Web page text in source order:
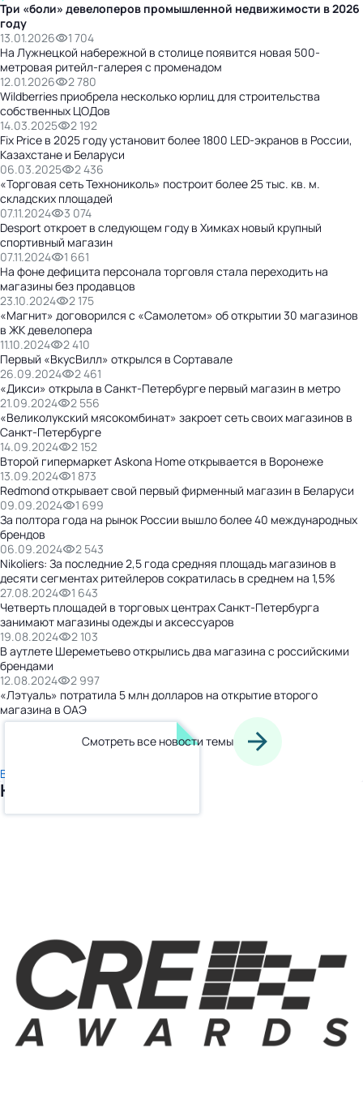
Три «боли» девелоперов промышленной недвижимости в 2026
году
13.01.2026
1 704
На Лужнецкой набережной в столице появится новая 500-
метровая ритейл-галерея с променадом
12.01.2026
2 780
Wildberries приобрела несколько юрлиц для строительства
собственных ЦОДов
14.03.2025
2 192
Fix Price в 2025 году установит более 1800 LED-экранов в России,
Казахстане и Беларуси
06.03.2025
2 436
«Торговая сеть Технониколь» построит более 25 тыс. кв. м.
складских площадей
07.11.2024
3 074
Desport откроет в следующем году в Химках новый крупный
спортивный магазин
07.11.2024
1 661
На фоне дефицита персонала торговля стала переходить на
магазины без продавцов
23.10.2024
2 175
«Магнит» договорился с «Самолетом» об открытии 30 магазинов
в ЖК девелопера
11.10.2024
2 410
Первый «ВкусВилл» открылся в Сортавале
26.09.2024
2 461
«Дикси» открыла в Санкт-Петербурге первый магазин в метро
21.09.2024
2 556
«Великолукский мясокомбинат» закроет сеть своих магазинов в
Санкт-Петербурге
14.09.2024
2 152
Второй гипермаркет Askona Home открывается в Воронеже
13.09.2024
1 873
Redmond открывает свой первый фирменный магазин в Беларуси
09.09.2024
1 699
За полтора года на рынок России вышло более 40 международных
брендов
06.09.2024
2 543
Nikoliers: За последние 2,5 года средняя площадь магазинов в
десяти сегментах ритейлеров сократилась в среднем на 1,5%
27.08.2024
1 643
Четверть площадей в торговых центрах Санкт-Петербурга
занимают магазины одежды и аксессуаров
19.08.2024
2 103
В аутлете Шереметьево открылись два магазина с российскими
брендами
12.08.2024
2 997
«Лэтуаль» потратила 5 млн долларов на открытие второго
магазина в ОАЭ
Смотреть все новости темы
Все новости
Не пропустите